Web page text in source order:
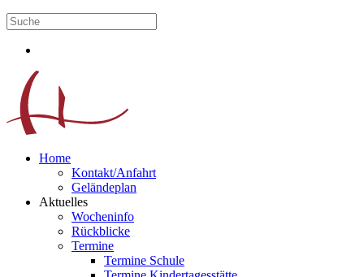
Home
Kontakt/Anfahrt
Geländeplan
Aktuelles
Wocheninfo
Rückblicke
Termine
Termine Schule